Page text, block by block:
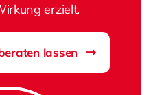
erzielt.
lassen